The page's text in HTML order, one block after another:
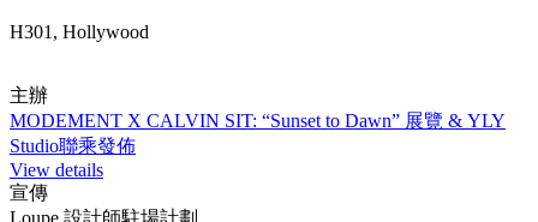
H301, Hollywood
主辦
MODEMENT X CALVIN SIT: “Sunset to Dawn” 展覽 & YLY
Studio聯乘發佈
View details
宣傳
Loupe 設計師駐場計劃